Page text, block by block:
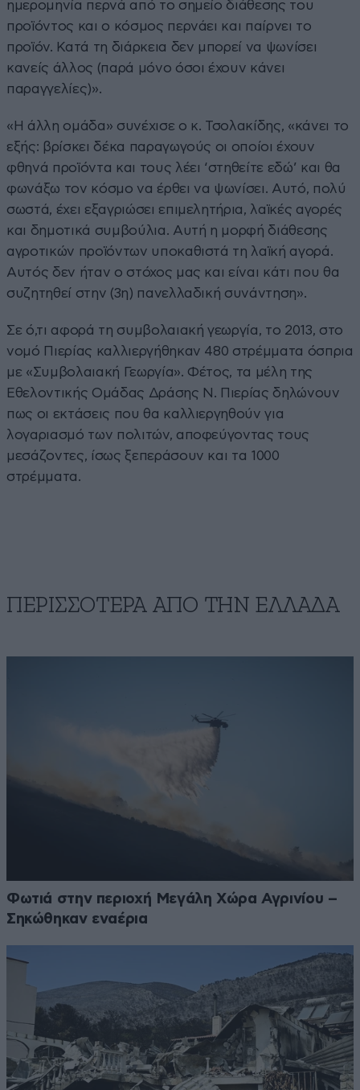
ημερομηνία περνά από το σημείο διάθεσης του
προϊόντος και ο κόσμος περνάει και παίρνει το
προϊόν. Κατά τη διάρκεια δεν μπορεί να ψωνίσει
κανείς άλλος (παρά μόνο όσοι έχουν κάνει
παραγγελίες)».
«Η άλλη ομάδα» συνέχισε ο κ. Τσολακίδης, «κάνει το
εξής: βρίσκει δέκα παραγωγούς οι οποίοι έχουν
φθηνά προϊόντα και τους λέει ‘στηθείτε εδώ’ και θα
φωνάξω τον κόσμο να έρθει να ψωνίσει. Αυτό, πολύ
σωστά, έχει εξαγριώσει επιμελητήρια, λαϊκές αγορές
και δημοτικά συμβούλια. Αυτή η μορφή διάθεσης
αγροτικών προϊόντων υποκαθιστά τη λαϊκή αγορά.
Αυτός δεν ήταν ο στόχος μας και είναι κάτι που θα
συζητηθεί στην (3η) πανελλαδική συνάντηση».
Σε ό,τι αφορά τη συμβολαιακή γεωργία, το 2013, στο
νομό Πιερίας καλλιεργήθηκαν 480 στρέμματα όσπρια
με «Συμβολαιακή Γεωργία». Φέτος, τα μέλη της
Εθελοντικής Ομάδας Δράσης Ν. Πιερίας δηλώνουν
πως οι εκτάσεις που θα καλλιεργηθούν για
λογαριασμό των πολιτών, αποφεύγοντας τους
μεσάζοντες, ίσως ξεπεράσουν και τα 1000
στρέμματα.
ΠΕΡΙΣΣΟΤΕΡΑ ΑΠΟ ΤΗΝ ΕΛΛΑΔΑ
Φωτιά στην περιοχή Μεγάλη Χώρα Αγρινίου –
Σηκώθηκαν εναέρια